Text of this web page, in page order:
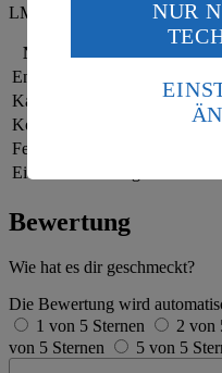
LMIV (8.400 kJ/2.000 kcal).
Nährwerte
Energie
Kalorien
189 kcal (9 %)
Kohlenhydrate
Fett
Eiweiß
Bewertung
Wie hat es dir geschmeckt?
Die Bewertung wird
1 von 5 Sternen
2 von
von 5 Sternen
5 von 5
Wenn du auf
des Art. 49 Abs. 1 Satz
Daten in den USA
die USA als Land mit
Standards nicht
Es besteht das Risiko
Informationen zum
NUR